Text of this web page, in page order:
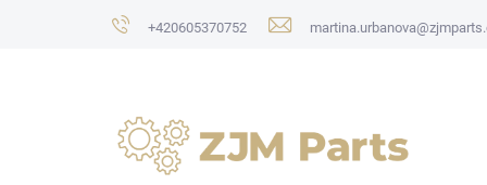
+420605370752